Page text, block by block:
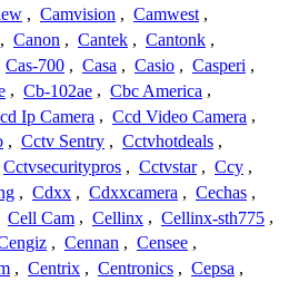
, Camvision , Camwest ,
, Canon , Cantek , Cantonk ,
Cas-700 , Casa , Casio , Casperi ,
, Cb-102ae , Cbc America ,
Ip Camera , Ccd Video Camera ,
, Cctv Sentry , Cctvhotdeals ,
Cctvsecuritypros , Cctvstar , Ccy ,
, Cdxx , Cdxxcamera , Cechas ,
Cell Cam , Cellinx , Cellinx-sth775 ,
, Cennan , Censee ,
, Centrix , Centronics , Cepsa ,